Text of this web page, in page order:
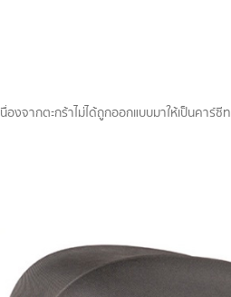
งจากตะกร้าไม่ได้ถูกออกแบบมาให้เป็นคาร์ซีท